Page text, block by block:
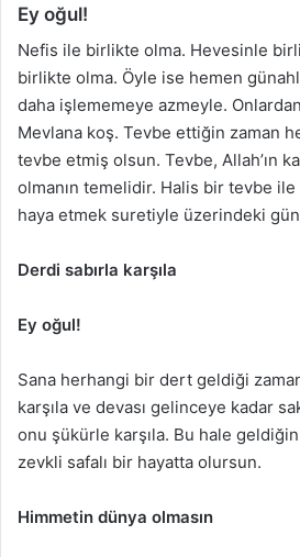
Ey oğul!
Nefis ile birlikte olma. Hevesinle
birlikte olma. Öyle ise hemen
daha işlememeye azmeyle.
Mevlana koş. Tevbe ettiğin zaman
tevbe etmiş olsun. Tevbe, Allah’ın
olmanın temelidir. Halis bir tevbe ile
haya etmek suretiyle üzerindeki
Derdi sabırla karşıla
Ey oğul!
Sana herhangi bir dert geldiği
karşıla ve devası gelinceye kadar
onu şükürle karşıla. Bu hale
zevkli safalı bir hayatta olursun.
Himmetin dünya olmasın